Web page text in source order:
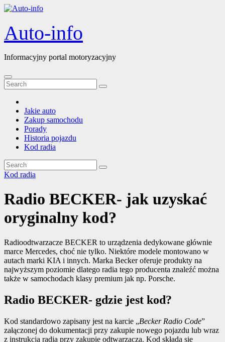
Skip
content
Auto-info
Informacyjny portal motoryzacyjny
Jakie auto
Zakup samochodu
Porady
Historia pojazdu
Kod radia
Kod radia
Radio BECKER- jak uzyskać
oryginalny kod?
Radioodtwarzacze BECKER to urządzenia dedykowane głównie
marce Mercedes, choć nie tylko. Niektóre modele montowano w
autach marki KIA i innych. Marka Becker oferuje produkty na
najwyższym poziomie dlatego radia tego producenta znaleźć można
także w samochodach klasy premium jak np. Porsche.
Radio BECKER- gdzie jest kod?
Kod standardowo zapisany jest na karcie „Becker Radio Code”
załączonej do dokumentacji przy zakupie nowego pojazdu lub wraz
z instrukcją radia przy zakupie odtwarzacza. Kod składa się